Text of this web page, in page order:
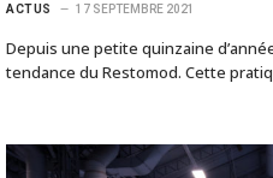
ACTUS 17 SEPTEMBRE 2021
Depuis une petite quinzaine
tendance du Restomod. Cette